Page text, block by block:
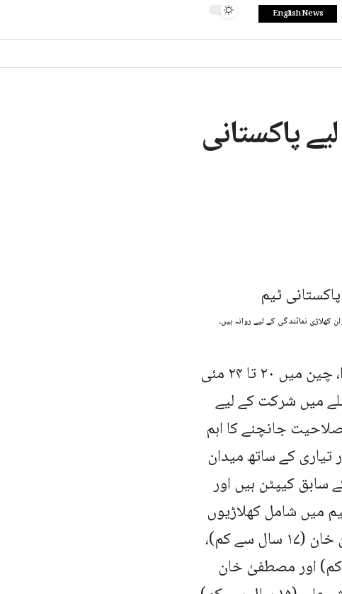
English News
پاکستانی
۲۰۲۶ کی ۳۳ویں ایشین جونیئر سکواش چیمپئن شپ پانژیہوا، چین میں ۲۰ تا ۲۴ مئی
میں شرکت کے لیے
جانچنے کا اہم
تیاری کے ساتھ میدان
سابق کیپٹن ہیں اور
میں شامل کھلاڑیوں
میں لڑکوں کی جانب سے عبداللہ نواز (۱۹ سال سے کم)، نعمان خان (۱۷ سال سے کم)،
کم)، سہیل عدنان (۱۵ سال سے کم) اور مصطفیٰ خان